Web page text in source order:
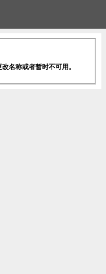
名称或者暂时不可用。